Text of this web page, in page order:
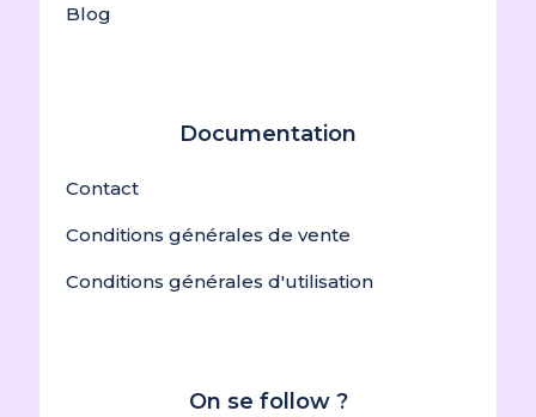
Blog
Documentation
Contact
Conditions générales de vente
Conditions générales d'utilisation
On se follow ?